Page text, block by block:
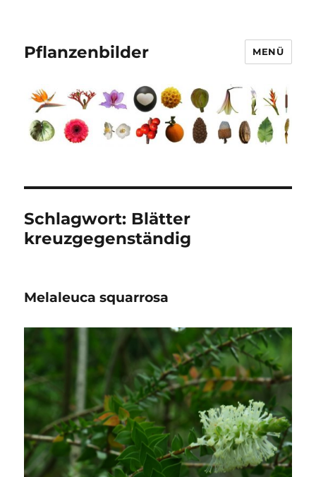
Pflanzenbilder MENÜ
Schlagwort: Blätter
kreuzgegenständig
Melaleuca squarrosa